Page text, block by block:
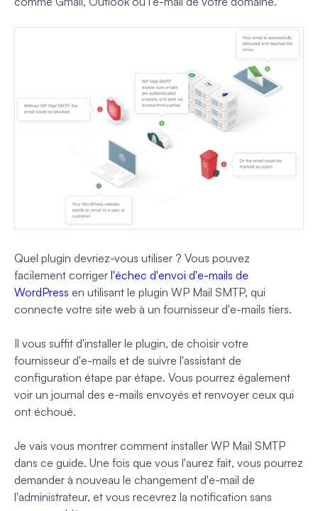
Quel plugin devriez-vous utiliser ? Vous pouvez
facilement corriger l'échec d'envoi d'e-mails de
WordPress en utilisant le plugin WP Mail SMTP, qui
connecte votre site web à un fournisseur d'e-mails tiers.
Il vous suffit d'installer le plugin, de choisir votre
fournisseur d'e-mails et de suivre l'assistant de
configuration étape par étape. Vous pourrez également
voir un journal des e-mails envoyés et renvoyer ceux qui
ont échoué.
Je vais vous montrer comment installer WP Mail SMTP
dans ce guide. Une fois que vous l'aurez fait, vous pourrez
demander à nouveau le changement d'e-mail de
l'administrateur, et vous recevrez la notification sans